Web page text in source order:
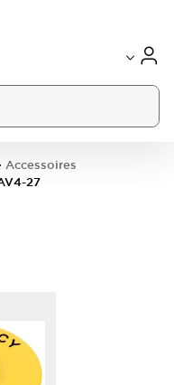
Accessoires
27